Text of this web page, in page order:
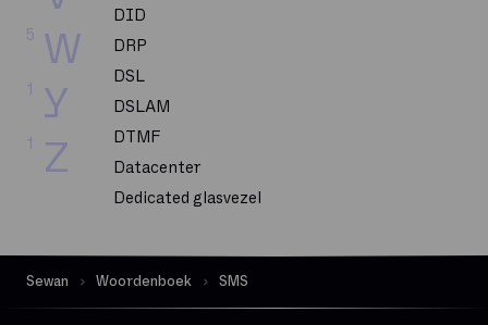
W
5
Y
1
Z
1
DID
DRP
DSL
DSLAM
DTMF
Datacenter
Dedicated glasvezel
Delve
Dematerialisatie
Sewan Woordenboek SMS